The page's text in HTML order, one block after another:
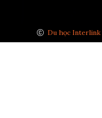
Du học Interlink